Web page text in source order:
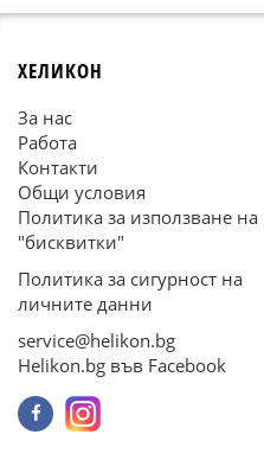
ХЕЛИКОН
За нас
Работа
Контакти
Общи условия
Политика за използване на
"бисквитки"
Политика за сигурност на
личните данни
service@helikon.bg
Helikon.bg във Facebook